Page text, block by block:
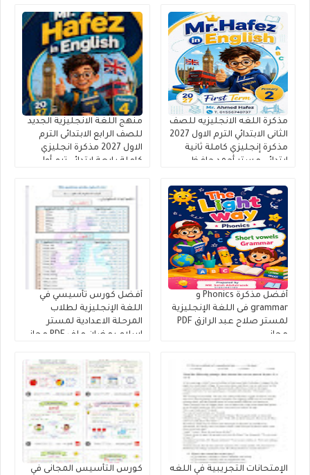
مذكرة اللغه الانجليزيه للصف
الثانى الابتدائي الترم الاول 2027
مذكرة إنجليزي كاملة ثانية
ابتدائى مستر أحمد حافظ
منهج اللغة الانجليزية الجديد
للصف الرابع الابتدائى الترم
الاول 2027 مذكرة انجليزي
كاملة رابعة ابتدائي ترم أول
أفضل مذكرة Phonics و
grammar فى اللغة الإنجليزية
لمستر صلاح عبد الرازق PDF
مجانى
أفضل كورس تأسيسي في
اللغة الإنجليزية لطلاب
المرحلة الاعدادية لمستر
إسلام رمضان ملف PDF مجانى
الإمتحانات التجريبية في اللغه
كورس التأسيس المجانى في